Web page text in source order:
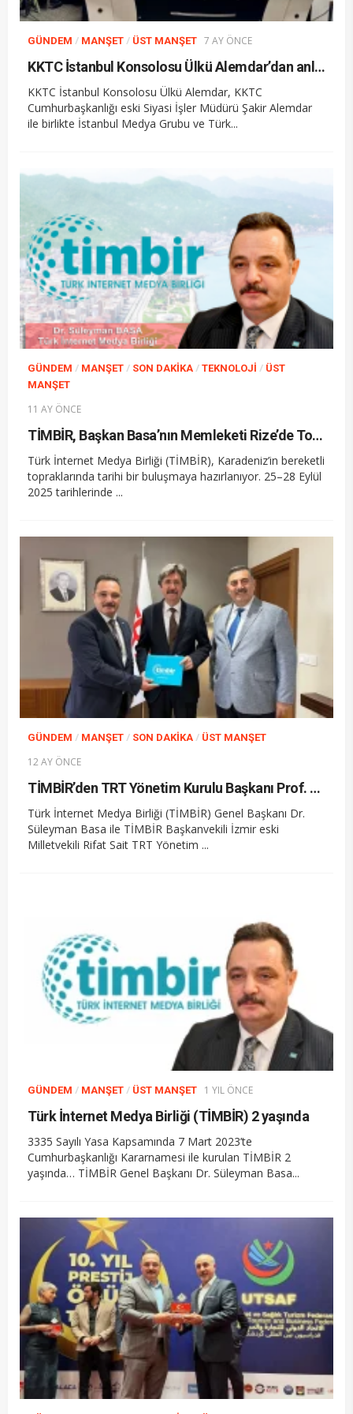
GÜNDEM / MANŞET / ÜST MANŞET 7 AY ÖNCE
KKTC İstanbul Konsolosu Ülkü Alemdar’dan anlamlı ziyaret
KKTC İstanbul Konsolosu Ülkü Alemdar, KKTC
Cumhurbaşkanlığı eski Siyasi İşler Müdürü Şakir Alemdar
ile birlikte İstanbul Medya Grubu ve Türk...
GÜNDEM / MANŞET / SON DAKIKA / TEKNOLOJI / ÜST
MANŞET
11 AY ÖNCE
TİMBİR, Başkan Basa’nın Memleketi Rize’de Toplanıyor
Türk İnternet Medya Birliği (TİMBİR), Karadeniz’in bereketli
topraklarında tarihi bir buluşmaya hazırlanıyor. 25–28 Eylül
2025 tarihlerinde ...
GÜNDEM / MANŞET / SON DAKIKA / ÜST MANŞET
12 AY ÖNCE
TİMBİR’den TRT Yönetim Kurulu Başkanı Prof. Dr. Ferudun Yılmaz’a ziyaret
Türk İnternet Medya Birliği (TİMBİR) Genel Başkanı Dr.
Süleyman Basa ile TİMBİR Başkanvekili İzmir eski
Milletvekili Rifat Sait TRT Yönetim ...
GÜNDEM / MANŞET / ÜST MANŞET 1 YIL ÖNCE
Türk İnternet Medya Birliği (TİMBİR) 2 yaşında
3335 Sayılı Yasa Kapsamında 7 Mart 2023’te
Cumhurbaşkanlığı Kararnamesi ile kurulan TİMBİR 2
yaşında… TİMBİR Genel Başkanı Dr. Süleyman Basa...